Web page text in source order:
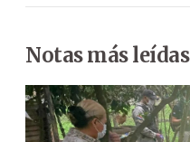
Notas más leídas